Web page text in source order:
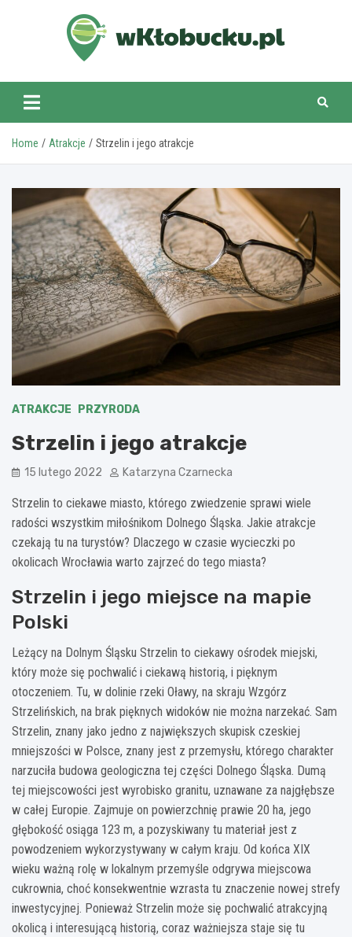
wKlobucku.pl
Home Atrakcje Strzelin i jego atrakcje
ATRAKCJE PRZYRODA
Strzelin i jego atrakcje
15 lutego 2022 Katarzyna Czarnecka
Strzelin to ciekawe miasto, którego zwiedzenie sprawi wiele
radości wszystkim miłośnikom Dolnego Śląska. Jakie atrakcje
czekają tu na turystów? Dlaczego w czasie wycieczki po
okolicach Wrocławia warto zajrzeć do tego miasta?
Strzelin i jego miejsce na mapie
Polski
Leżący na Dolnym Śląsku Strzelin to ciekawy ośrodek miejski,
który może się pochwalić i ciekawą historią, i pięknym
otoczeniem. Tu, w dolinie rzeki Oławy, na skraju Wzgórz
Strzelińskich, na brak pięknych widoków nie można narzekać. Sam
Strzelin, znany jako jedno z największych skupisk czeskiej
mniejszości w Polsce, znany jest z przemysłu, którego charakter
narzuciła budowa geologiczna tej części Dolnego Śląska. Dumą
tej miejscowości jest wyrobisko granitu, uznawane za najgłębsze
w całej Europie. Zajmuje on powierzchnię prawie 20 ha, jego
głębokość osiąga 123 m, a pozyskiwany tu materiał jest z
powodzeniem wykorzystywany w całym kraju. Od końca XIX
wieku ważną rolę w lokalnym przemyśle odgrywa miejscowa
cukrownia, choć konsekwentnie wzrasta tu znaczenie nowej strefy
inwestycyjnej. Ponieważ Strzelin może się pochwalić atrakcyjną
okolicą i interesującą historią, coraz ważniejsza staje się tu